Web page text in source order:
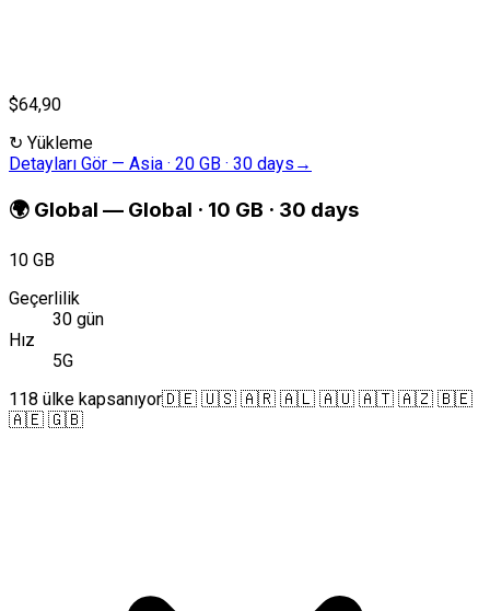
$64,90
↻ Yükleme
Detayları Gör — Asia · 20 GB · 30 days →
🌍 Global — Global · 10 GB · 30 days
10 GB
Geçerlilik
30 gün
Hız
5G
118 ülke kapsanıyor🇩🇪 🇺🇸 🇦🇷 🇦🇱 🇦🇺 🇦🇹 🇦🇿 🇧🇪
🇦🇪 🇬🇧